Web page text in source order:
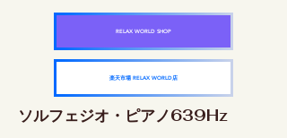
RELAX WORLD SHOP
楽天市場 RELAX WORLD店
ソルフェジオ・ピアノ639Hz